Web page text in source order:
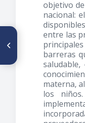
objetivo
nacional:
entre las
barreras
materna,
los
ARTÍCULO ANTERIOR
Utilizando videos
comunitarios para
prácticas de
higiene de alto
experiencias en